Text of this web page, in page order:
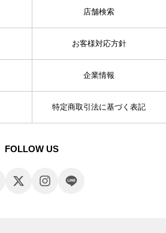
店舗検索
お客様対応方針
企業情報
特定商取引法に基づく表記
FOLLOW US